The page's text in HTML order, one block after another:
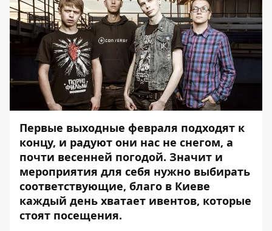
Первые выходные февраля подходят к
концу, и радуют они нас не снегом, а
почти весенней погодой. Значит и
мероприятия для себя нужно выбирать
соответствующие, благо в Киеве
каждый день хватает ивентов, которые
стоят посещения.